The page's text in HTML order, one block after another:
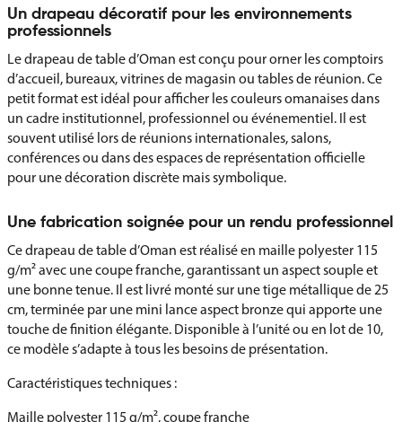
Un drapeau décoratif pour les environnements
professionnels
Le drapeau de table d’Oman est conçu pour orner les comptoirs
d’accueil, bureaux, vitrines de magasin ou tables de réunion. Ce
petit format est idéal pour afficher les couleurs omanaises dans
un cadre institutionnel, professionnel ou événementiel. Il est
souvent utilisé lors de réunions internationales, salons,
conférences ou dans des espaces de représentation officielle
pour une décoration discrète mais symbolique.
Une fabrication soignée pour un rendu professionnel
Ce drapeau de table d’Oman est réalisé en maille polyester 115
g/m² avec une coupe franche, garantissant un aspect souple et
une bonne tenue. Il est livré monté sur une tige métallique de 25
cm, terminée par une mini lance aspect bronze qui apporte une
touche de finition élégante. Disponible à l’unité ou en lot de 10,
ce modèle s’adapte à tous les besoins de présentation.
Caractéristiques techniques :
Maille polyester 115 g/m², coupe franche